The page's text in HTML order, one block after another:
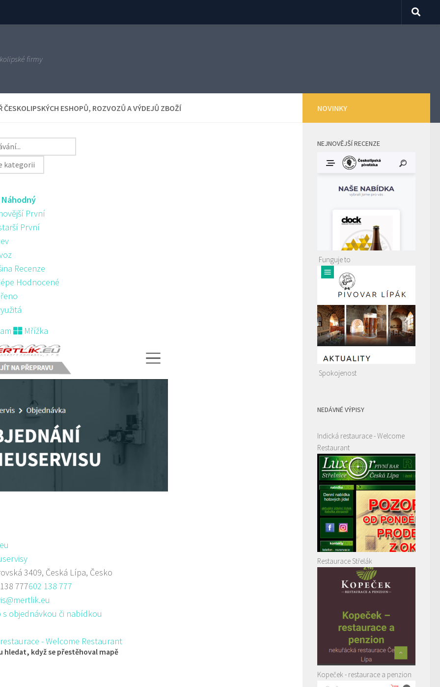
firmy
ČESKOLIPSKÝCH ESHOPŮ, ROZVOZŮ A VÝDEJŮ ZBOŽÍ
Náhodný
První
První
Recenze
Hodnocené
Mřížka
3409, Česká Lípa, Česko
777602 138 777
s objednávkou či nabídkou
- Welcome Restaurant
hledat, když se přestěhoval mapě
NOVINKY
NEJNOVĚJŠÍ RECENZE
Funguje to
Spokojenost
NEDÁVNÉ VÝPISY
Indická restaurace - Welcome
Restaurant
Restaurace Střelák
Kopeček - restaurace a penzion